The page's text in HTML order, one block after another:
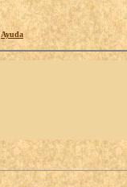
Ayuda